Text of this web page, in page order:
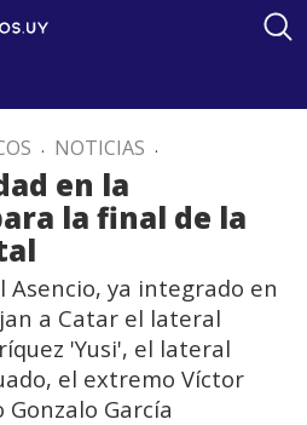
. NOTICIAS .
en la
la final de la
Asencio, ya integrado en
a Catar el lateral
'Yusi', el lateral
el extremo Víctor
García